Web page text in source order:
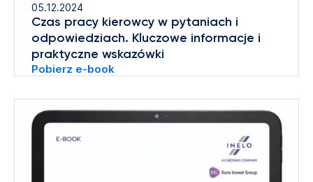
05.12.2024
Czas pracy kierowcy w pytaniach i
odpowiedziach. Kluczowe informacje i
praktyczne wskazówki
Pobierz e-book